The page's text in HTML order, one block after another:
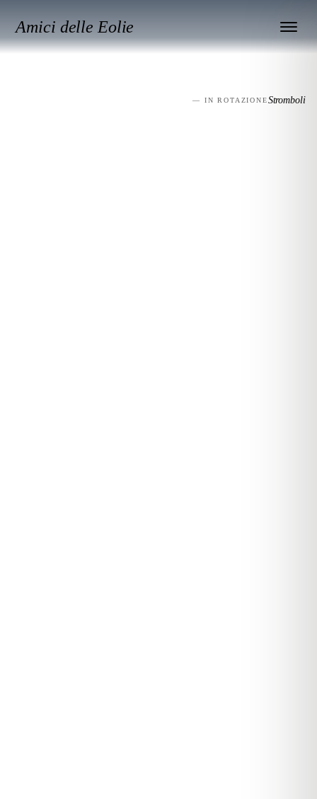
Amici delle Eolie
— IN ROTAZIONEStromboli